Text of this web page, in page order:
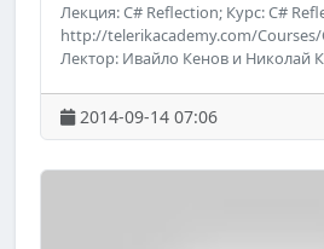
Лекция: C# Reflection; Курс: C#
http://telerikacademy.com/
Лектор: Ивайло Кенов и Николай
Телерик": http://academy.telerik.com;
предстоящи безплатни обучения
http://www.facebook.com/
2014-09-14 07:06